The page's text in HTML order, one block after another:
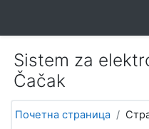
Sistem za
Čačak
Почетна страница